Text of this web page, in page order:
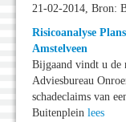
21-02-2014, Bron:
Risicoanalyse
Amstelveen
Bijgaand vindt u de
Adviesbureau
schadeclaims van
Buitenplein lees